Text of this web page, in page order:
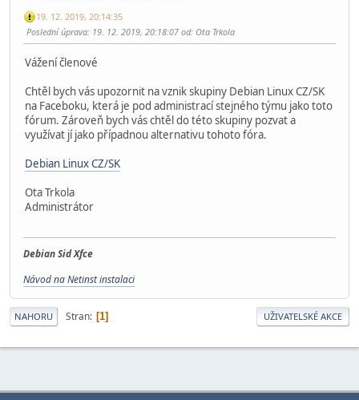
19. 12. 2019, 20:14:35
Poslední úprava: 19. 12. 2019, 20:18:07 od: Ota Trkola
Vážení členové
Chtěl bych vás upozornit na vznik skupiny Debian Linux CZ/SK
na Faceboku, která je pod administrací stejného týmu jako toto
fórum. Zároveň bych vás chtěl do této skupiny pozvat a
využívat jí jako případnou alternativu tohoto fóra.
Debian Linux CZ/SK
Ota Trkola
Administrátor
Debian Sid Xfce
Návod na Netinst instalaci
NAHORU Stran 1 UŽIVATELSKÉ AKCE